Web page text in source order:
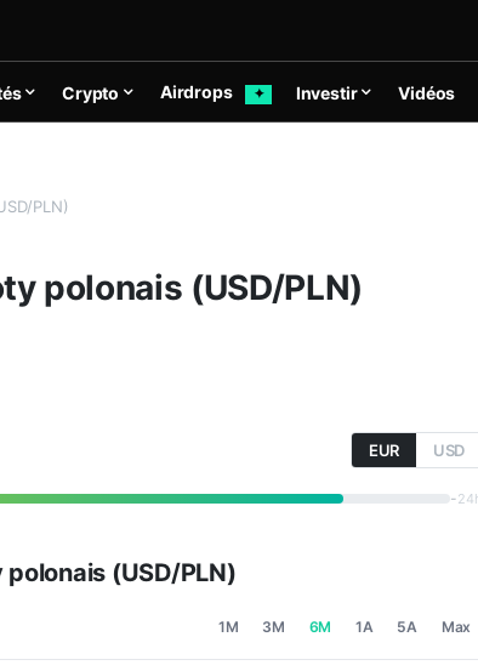
Crypto Airdrops ✦ Investir Vidéos
PLN)
polonais (USD/PLN)
EUR USD
-
(USD/PLN)
1M 3M 6M 1A 5A Max